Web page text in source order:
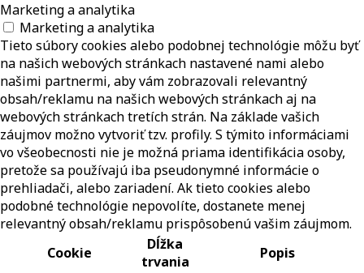
Marketing a analytika
Marketing a analytika
Tieto súbory cookies alebo podobnej technológie môžu byť
na našich webových stránkach nastavené nami alebo
našimi partnermi, aby vám zobrazovali relevantný
obsah/reklamu na našich webových stránkach aj na
webových stránkach tretích strán. Na základe vašich
záujmov možno vytvoriť tzv. profily. S týmito informáciami
vo všeobecnosti nie je možná priama identifikácia osoby,
pretože sa používajú iba pseudonymné informácie o
prehliadači, alebo zariadení. Ak tieto cookies alebo
podobné technológie nepovolíte, dostanete menej
relevantný obsah/reklamu prispôsobenú vašim záujmom.
Cookie
Dĺžka
trvania
Popis